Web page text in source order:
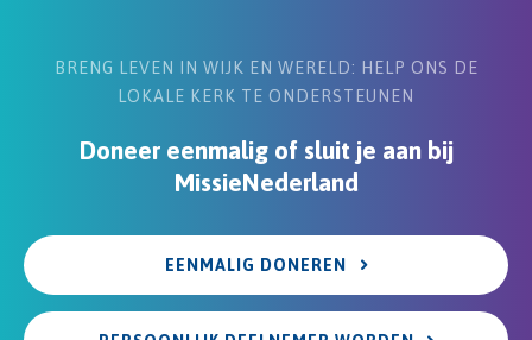
BRENG LEVEN IN WIJK EN WERELD: HELP ONS DE
LOKALE KERK TE ONDERSTEUNEN
Doneer eenmalig of sluit je aan bij
MissieNederland
EENMALIG DONEREN